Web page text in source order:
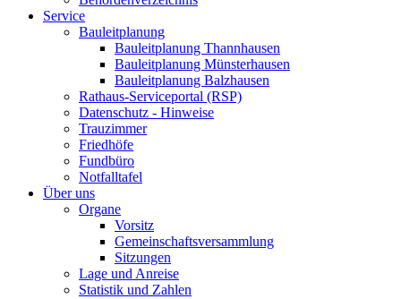
Service
Bauleitplanung
Bauleitplanung Thannhausen
Bauleitplanung Münsterhausen
Bauleitplanung Balzhausen
Rathaus-Serviceportal (RSP)
Datenschutz - Hinweise
Trauzimmer
Friedhöfe
Fundbüro
Notfalltafel
Über uns
Organe
Vorsitz
Gemeinschaftsversammlung
Sitzungen
Lage und Anreise
Statistik und Zahlen